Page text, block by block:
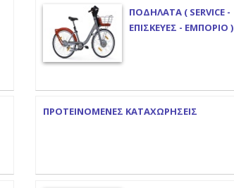
ΠΟΔΗΛΑΤΑ ( SERVICE -
ΕΠΙΣΚΕΥΕΣ - ΕΜΠΟΡΙΟ )
ΠΡΟΤΕΙΝΟΜΕΝΕΣ ΚΑΤΑΧΩΡΗΣΕΙΣ